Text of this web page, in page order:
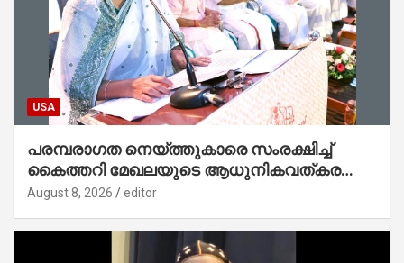
USA
പരമ്പരാഗത നെയ്ത്തുകാരെ സംരക്ഷിച്ച്
കൈത്തറി മേഖലയുടെ ആധുനികവത്കരണം
സാധ്യമാക്കും : ഡെപ്യൂട്ടി സ്പീക്കർ
August 8, 2026 editor